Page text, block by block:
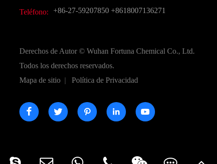
Teléfono: +86-27-59207850 +8618007136271
Derechos de Autor © Wuhan Fortuna Chemical Co., Ltd.
Todos los derechos reservados.
Mapa de sitio | Política de Privacidad
    